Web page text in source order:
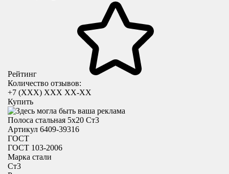
Рейтинг
Количество отзывов:
+7 (XXX) ХХХ ХХ-ХХ
Купить
Полоса стальная 5х20 Ст3
Артикул 6409-39316
ГОСТ
ГОСТ 103-2006
Марка стали
Ст3